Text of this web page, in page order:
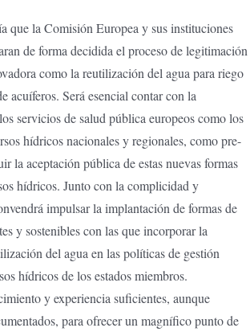
que la Comisión Europea y sus instituciones
de forma decidida el proceso de legitimación
como la reutilización del agua para riego
acuíferos. Será esencial contar con la
servicios de salud pública europeos como los
hídricos nacionales y regionales, como pre-
la aceptación pública de estas nuevas formas
hídricos. Junto con la complicidad y
impulsar la implantación de formas de
y sostenibles con las que incorporar la
del agua en las políticas de gestión
hídricos de los estados miembros.
y experiencia suficientes, aunque
para ofrecer un magnífico punto de